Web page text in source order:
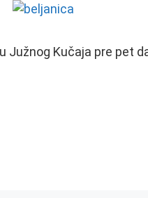
Južnog Kučaja pre pet